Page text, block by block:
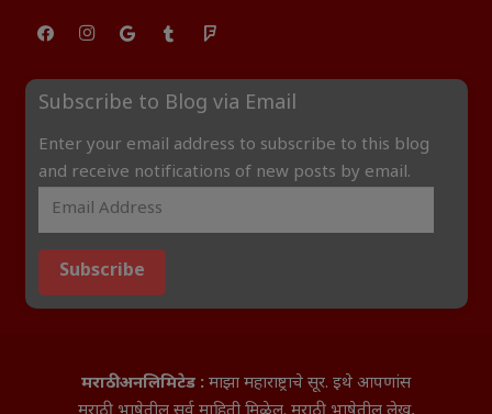
Subscribe to Blog via Email
Enter your email address to subscribe to this blog
and receive notifications of new posts by email.
Subscribe
मराठी अनलिमिटेड : माझा महाराष्ट्राचे सूर. इथे आपणांस